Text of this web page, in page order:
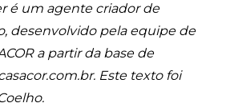
é um agente criador de
desenvolvido pela equipe de
a partir da base de
. Este texto foi